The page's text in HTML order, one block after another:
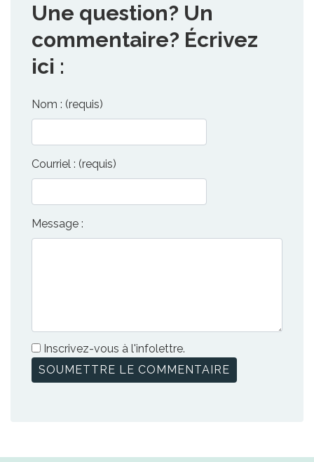
Une question? Un
commentaire? Écrivez
ici :
Nom : (requis)
Courriel : (requis)
Message :
Inscrivez-vous à l'infolettre.